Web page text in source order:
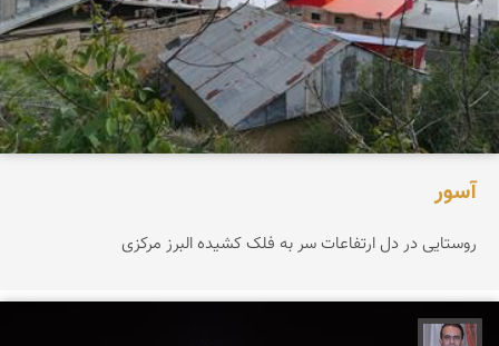
آسور
روستایی در دل ارتفاعات سر به فلک کشیده البرز مرکزی